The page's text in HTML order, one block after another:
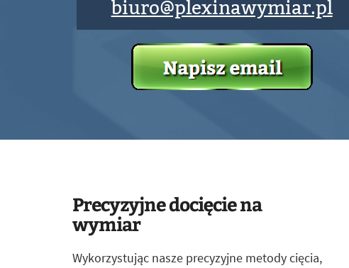
biuro@plexinawymiar.pl
Precyzyjne docięcie na
wymiar
Wykorzystując nasze precyzyjne metody cięcia,